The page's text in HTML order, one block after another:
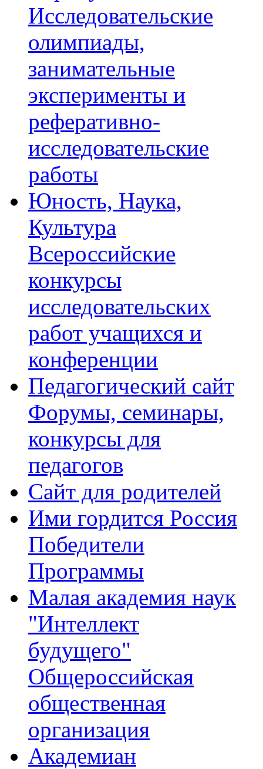
Исследовательские
олимпиады,
занимательные
эксперименты и
реферативно-
исследовательские
работы
Юность, Наука,
Культура
Всероссийские
конкурсы
исследовательских
работ учащихся и
конференции
Педагогический сайт
Форумы, семинары,
конкурсы для
педагогов
Сайт для родителей
Ими гордится Россия
Победители
Программы
Малая академия наук
"Интеллект
будущего"
Общероссийская
общественная
организация
Академиан